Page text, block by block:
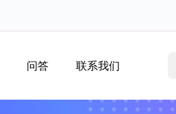
问答 联系我们